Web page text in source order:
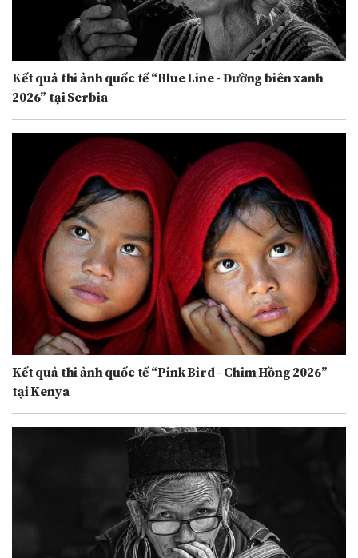
Kết quả thi ảnh quốc tế “Blue Line - Đường biên xanh
2026” tại Serbia
Kết quả thi ảnh quốc tế “Pink Bird - Chim Hồng 2026”
tại Kenya